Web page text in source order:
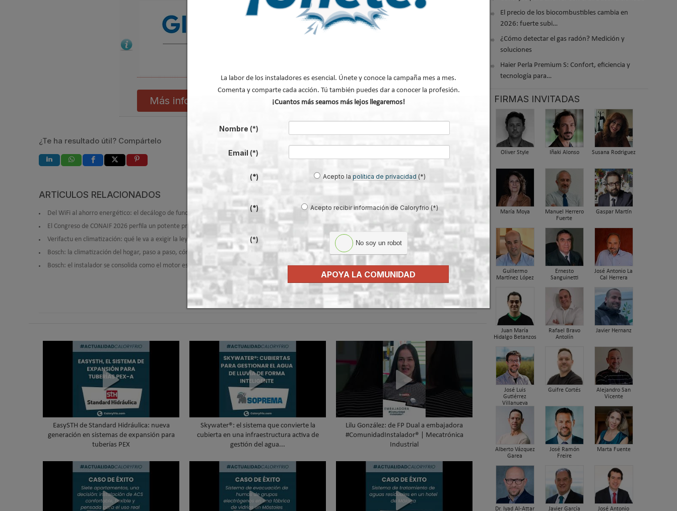
Más información sobre Gia Group
¿Te ha resultado útil? Compártelo
ARTÍCULOS RELACIONADOS
Del WiFi al ahorro energético: el decálogo de funciones inteligentes de Bosch para sacar el máximo partido a tu sistema de climatización
El Congreso de CONAIF 2026 perfila un potente programa de ponencias técnicas
Verifactu en climatización: qué le va a exigir la ley a tu programa de gestión y cuándo [Guía Completa]
Bosch: la climatización del hogar, paso a paso, cómo se instala cada sistema para garantizar su máximo rendimiento
Bosch: el instalador se consolida como el motor estratégico de la transición energética en España
volver arriba
EasySTH de Standard Hidráulica: nueva
generación en sistemas de expansión para
tuberías PEX
Skywater®: el sistema que convierte la
cubierta en una infraestructura activa de
gestión del agua...
Lilu González: de FP Dual a embajadora
#ComunidadInstalador® | Mecatrónica
Industrial
El precio de los biocombustibles cambia en
2026: fuerte subi…
¿Cómo detectar el gas radón? Medición y
soluciones
Haier Perla Premium S: Confort, eficiencia y
tecnología para…
FIRMAS INVITADAS
Oliver Style Iñaki Alonso Susana Rodriguez
María Moya
Manuel Herrero
Fuerte
Gaspar Martín
Guillermo
Martínez López
Ernesto
Sanguinetti
José Antonio La
Cal Herrera
Juan María
Hidalgo Betanzos
Rafael Bravo
Antolín
Javier Hernanz
José Luis
Gutiérrez
Villanueva
Guifre Cortés
Alejandro San
Vicente
Alberto Vázquez
Garea
José Ramón
Freire
Marta Fuente
Dr. Iyad Al-Attar
Javier García
José Antonio
La labor de los instaladores es esencial. Únete y conoce la campaña mes a mes.
Comenta y comparte cada acción. Tú también puedes dar a conocer la profesión.
¡Cuantos más seamos más lejos llegaremos!
Nombre (*)
Email (*)
(*) Acepto lapolítica de privacidad (*)
(*) Acepto recibir información de Caloryfrio (*)
(*) No soy un robot
APOYA LA COMUNIDAD